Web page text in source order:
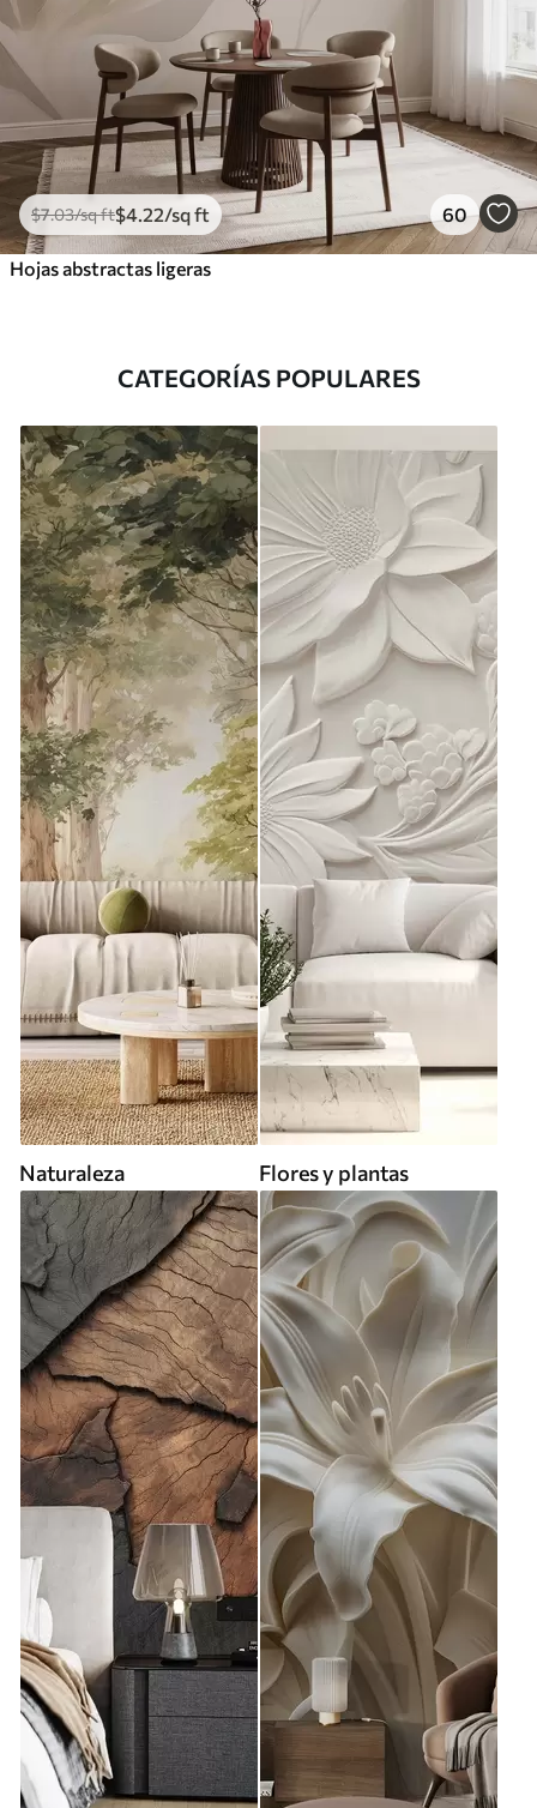
$7.03/sq ft$4 .22/sq ft 60
Hojas abstractas ligeras
CATEGORÍAS POPULARES
Naturaleza Flores y plantas